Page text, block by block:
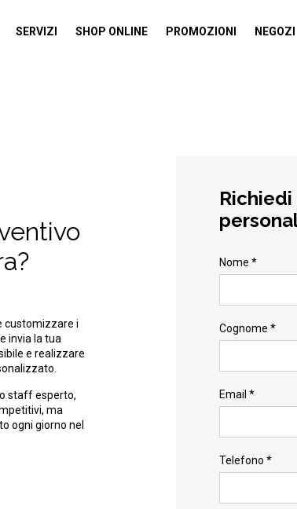
SERVIZI SHOP ONLINE PROMOZIONI NEGOZI
customizzare i
invia la tua
e realizzare
staff esperto,
ma
ogni giorno nel
Nome *
Cognome *
Email *
Telefono *